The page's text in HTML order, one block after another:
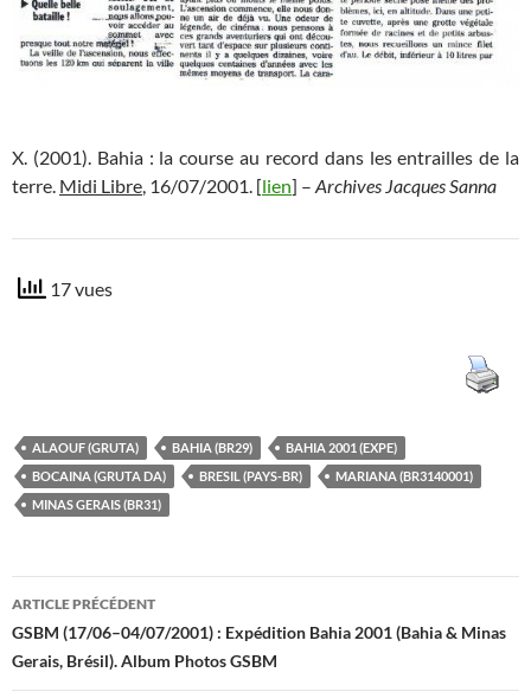
X. (2001). Bahia : la course au record dans les entrailles de la
terre. Midi Libre , 16/07/2001. [lien] – Archives Jacques Sanna
17 vues
ALAOUF (GRUTA) BAHIA (BR29)
BAHIA 2001 (EXPE)
BOCAINA (GRUTA DA)
BRESIL (PAYS-BR)
MARIANA (BR3140001)
MINAS GERAIS (BR31)
Navigation
des
articles
ARTICLE PRÉCÉDENT
GSBM (17/06–04/07/2001) : Expédition Bahia 2001 (Bahia & Minas
Gerais, Brésil). Album Photos GSBM